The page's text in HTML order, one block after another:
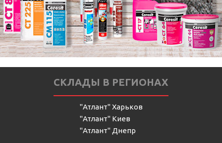
СКЛАДЫ В РЕГИОНАХ
"Атлант" Харьков
"Атлант" Киев
"Атлант" Днепр